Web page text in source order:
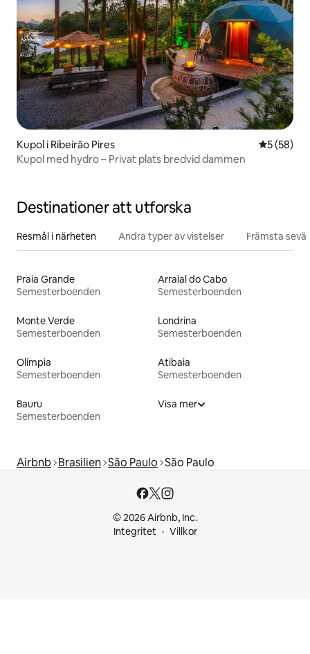
Kupol i Ribeirão Pires 5 av 5 i
5 (58)
Kupol med hydro – Privat plats bredvid dammen
Destinationer att utforska
Resmål i närheten Andra typer av vistelser Främsta
Praia Grande
Semesterboenden
Arraial do Cabo
Semesterboenden
Monte Verde
Semesterboenden
Londrina
Semesterboenden
Olímpia
Semesterboenden
Atibaia
Semesterboenden
Bauru
Semesterboenden
Visa mer
Airbnb Brasilien São Paulo São Paulo
© 2026 Airbnb, Inc.
Integritet
Villkor